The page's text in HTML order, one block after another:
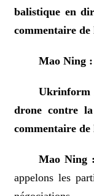
balistique en
commentaire de
Mao Ning :
Ukrinform
drone contre
commentaire de
Mao Ning :
appelons les